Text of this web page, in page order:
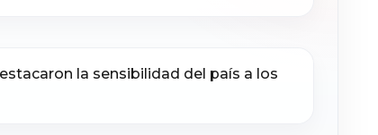
la sensibilidad del país a los